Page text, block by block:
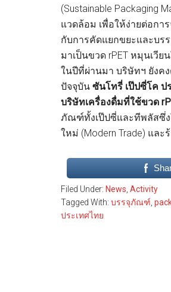
(Sustainable Packaging
แวดล้อม เพื่อให้ง่ายต่อกา
กับการคัดแยกขยะและบร
มาเป็นขวด rPET หมุนเวีย
ในปีที่ผ่านมา บริษัทฯ ยังค
ปัจจุบัน ซันโทรี่ เป๊ปซี่โค ป
บริษัทเครื่องดื่มที่ใช้ขวด
ภัณฑ์ทั้งเป๊ปซี่และทีพลัสซึ่
ใหม่ (Modern Trade) และ
Filed Under: News, Activity
Tagged With: บรรจุภัณฑ์,
ประเทศไทย